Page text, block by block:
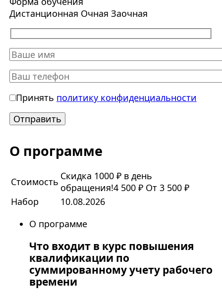
Дистанционная Очная Заочная
Принять политику конфиденциальности
О программе
Стоимость Скидка 1000 ₽ в день
обращения!4 500 ₽ От 3 500 ₽
Набор
10.08.2026
О программе
Что входит в курс повышения
квалификации по
суммированному учету рабочего
времени